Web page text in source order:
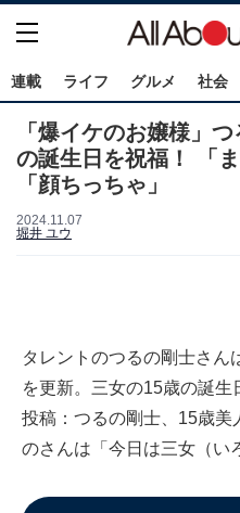
連載 ライフ グルメ 社会
「爆イケのお嬢様」
の誕生日を祝福！ 「
「顔ちっちゃ」
2024.11.07
堀井 ユウ
タレントのつるの剛士さん
を更新。三女の15歳の誕
投稿：つるの剛士、15歳美
のさんは「今日は三女（い